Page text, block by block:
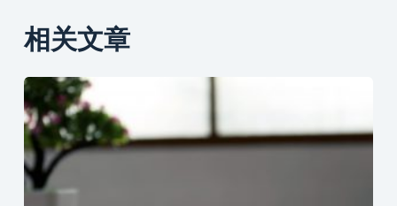
相关文章